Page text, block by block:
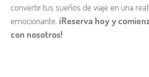
convertir tus sueños de viaje en una
emocionante. ¡Reserva hoy y
con nosotros!